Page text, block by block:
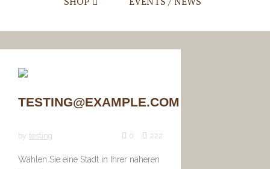
TESTING@EXAMPLE.COM
by testing 0 222
Wählen Sie eine Stadt in Ihrer näheren